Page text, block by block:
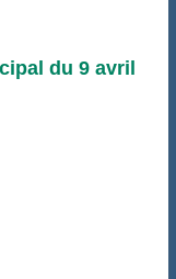
du 9 avril